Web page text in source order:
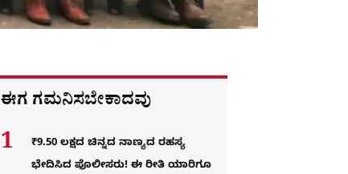
ಈಗ ಗಮನಿಸಬೇಕಾದವು
₹9.50 ಲಕ್ಷದ ಚಿನ್ನದ ನಾಣ್ಯದ ರಹಸ್ಯ
ಭೇದಿಸಿದ ಪೊಲೀಸರು! ಈ ರೀತಿ ಯಾರಿಗೂ